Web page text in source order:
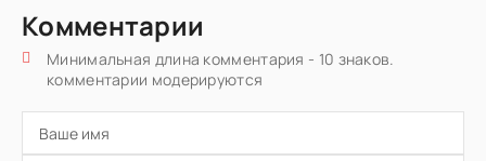
Комментарии
Минимальная длина комментария - 10 знаков.
комментарии модерируются